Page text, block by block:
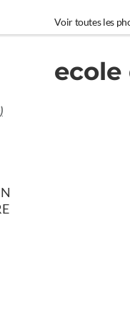
Voir toutes les
ecole